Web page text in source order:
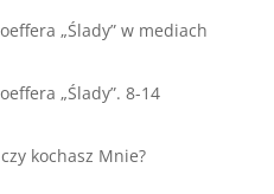
„Ślady” w mediach
„Ślady”. 8-14
kochasz Mnie?